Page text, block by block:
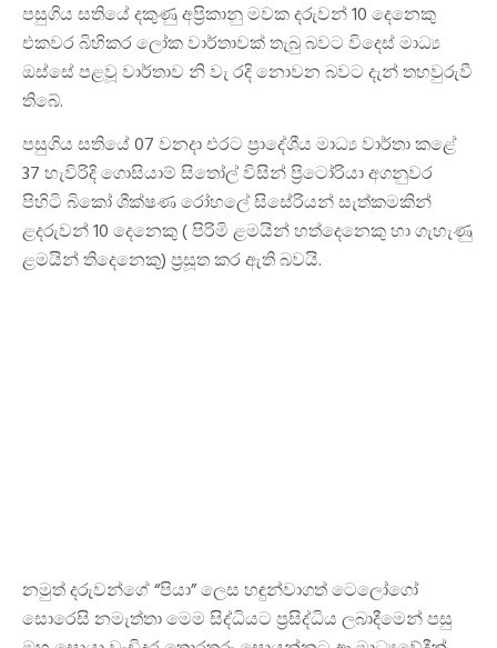
පසුගිය සතියේ දකුණු අප්‍රිකානු මවක දරුවන් 10 දෙනෙකු
එකවර බිහිකර ලෝක වාර්තාවක් තැබු බවට විදෙස් මාධ්‍ය
ඔස්සේ පළවූ වාර්තාව නි වැ රදි නොවන බවට දැන් තහවුරුවී
තිබේ.
පසුගිය සතියේ 07 වනදා එරට ප්‍රාදේශීය මාධ්‍ය වාර්තා කළේ
37 හැවිරිදි ගොසියාම් සිතෝල් විසින් ප්‍රිටෝරියා අගනුවර
පිහිටි බිකෝ ශීක්ෂණ රෝහලේ සිසේරියන් සැත්කමකින්
ළදරුවන් 10 දෙනෙකු ( පිරිමි ළමයින් හත්දෙනෙකු හා ගැහැණු
ළමයින් තිදෙනෙකු) ප්‍රසූත කර ඇති බවයි.
නමුත් දරුවන්ගේ “පියා” ලෙස හඳුන්වාගත් ටෙලෝගෝ
සොරෙසි නමැත්තා මෙම සිද්ධියට ප්‍රසිද්ධිය ලබාදීමෙන් පසු